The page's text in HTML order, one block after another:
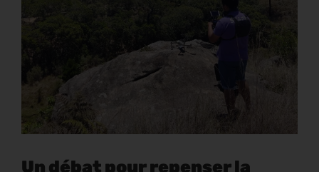
Un débat pour repenser la